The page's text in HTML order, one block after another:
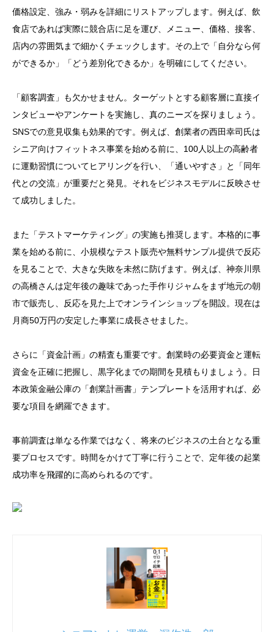
価格設定、強み・弱みを詳細にリストアップします。例えば、飲
食店であれば実際に競合店に足を運び、メニュー、価格、接客、
店内の雰囲気まで細かくチェックします。その上で「自分なら何
ができるか」「どう差別化できるか」を明確にしてください。
「顧客調査」も欠かせません。ターゲットとする顧客層に直接イ
ンタビューやアンケートを実施し、真のニーズを探りましょう。
SNSでの意見収集も効果的です。例えば、創業者の西田幸司氏は
シニア向けフィットネス事業を始める前に、100人以上の高齢者
に運動習慣についてヒアリングを行い、「通いやすさ」と「同年
代との交流」が重要だと発見。それをビジネスモデルに反映させ
て成功しました。
また「テストマーケティング」の実施も推奨します。本格的に事
業を始める前に、小規模なテスト販売や無料サンプル提供で反応
を見ることで、大きな失敗を未然に防げます。例えば、神奈川県
の高橋さんは定年後の趣味であった手作りジャムをまず地元の朝
市で販売し、反応を見た上でオンラインショップを開設。現在は
月商50万円の安定した事業に成長させました。
さらに「資金計画」の精査も重要です。創業時の必要資金と運転
資金を正確に把握し、黒字化までの期間を見積もりましょう。日
本政策金融公庫の「創業計画書」テンプレートを活用すれば、必
要な項目を網羅できます。
事前調査は単なる作業ではなく、将来のビジネスの土台となる重
要プロセスです。時間をかけて丁寧に行うことで、定年後の起業
成功率を飛躍的に高められるのです。